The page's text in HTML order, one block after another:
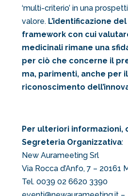
‘multi-criterio’ in una
valore. L’identificazione
framework con cui
medicinali rimane una
per ciò che concerne il
ma, parimenti, anche per
riconoscimento
Per ulteriori informazioni,
Segreteria Organizzativa:
New Aurameeting Srl
Via Rocca d’Anfo, 7 – 20161
Tel. 0039 02 6620 3390